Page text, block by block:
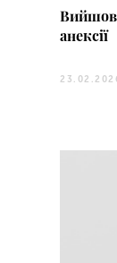
Вийшов
анексії